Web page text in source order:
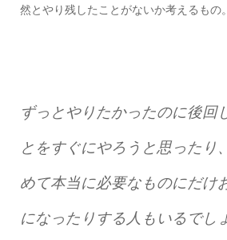
然とやり残したことがないか考えるもの。
ずっとやりたかったのに後回
とをすぐにやろうと思ったり
めて本当に必要なものにだけ
になったりする人もいるでし